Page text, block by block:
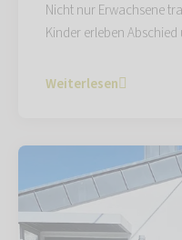
Nicht nur Erwachsene
Kinder erleben
Weiterlesen